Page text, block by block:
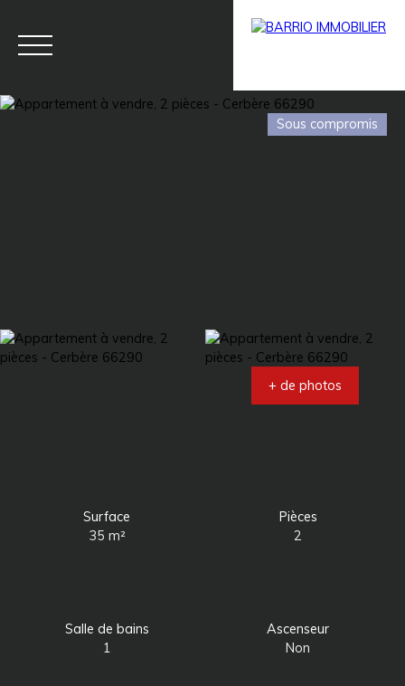
Sous compromis
+ de photos
Surface
35 m²
Pièces
2
Salle de bains
1
Ascenseur
Non